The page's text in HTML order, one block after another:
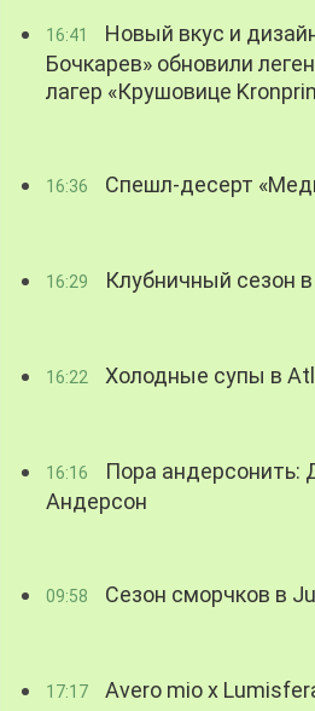
16:41
Новый вкус и
Бочкарев» обновили
лагер «Крушовице
16:36 Спешл-десерт
16:29 Клубничный сезон
16:22 Холодные супы в
16:16
Пора андерсонить:
Андерсон
09:58 Сезон сморчков в
17:17 Avero mio x